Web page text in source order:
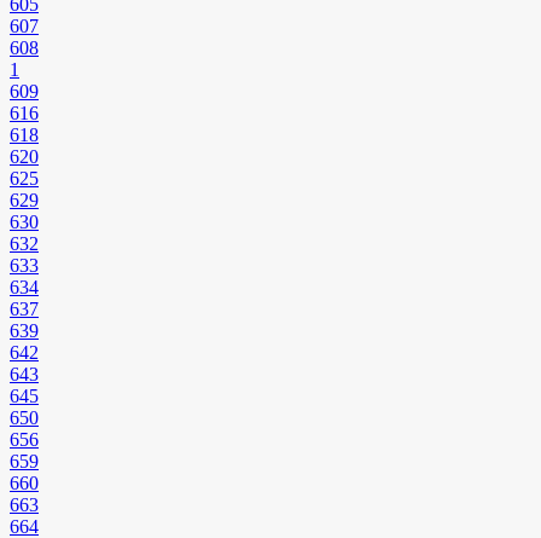
605
607
608
1
609
616
618
620
625
629
630
632
633
634
637
639
642
643
645
650
656
659
660
663
664